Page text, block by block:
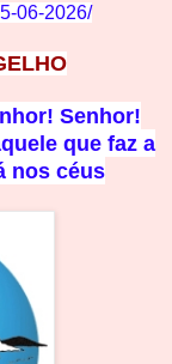
06-2026/
Senhor!
que faz a
nos céus